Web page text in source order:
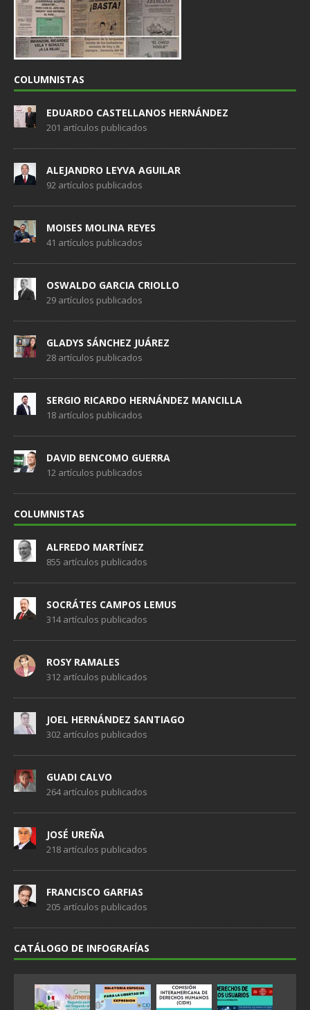
COLUMNISTAS
EDUARDO CASTELLANOS HERNÁNDEZ
201 artículos publicados
ALEJANDRO LEYVA AGUILAR
92 artículos publicados
MOISES MOLINA REYES
41 artículos publicados
OSWALDO GARCIA CRIOLLO
29 artículos publicados
GLADYS SÁNCHEZ JUÁREZ
28 artículos publicados
SERGIO RICARDO HERNÁNDEZ MANCILLA
18 artículos publicados
DAVID BENCOMO GUERRA
12 artículos publicados
COLUMNISTAS
ALFREDO MARTÍNEZ
855 artículos publicados
SOCRÁTES CAMPOS LEMUS
314 artículos publicados
ROSY RAMALES
312 artículos publicados
JOEL HERNÁNDEZ SANTIAGO
302 artículos publicados
GUADI CALVO
264 artículos publicados
JOSÉ UREÑA
218 artículos publicados
FRANCISCO GARFIAS
205 artículos publicados
CATÁLOGO DE INFOGRAFÍAS